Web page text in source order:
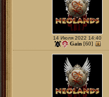
14 Июля 2022 14:40
Gain [60]